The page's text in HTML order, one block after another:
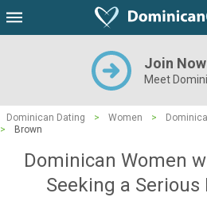
Join Now
Meet
Dominican Dating > Women >
>
Brown
Dominican Women
Seeking a